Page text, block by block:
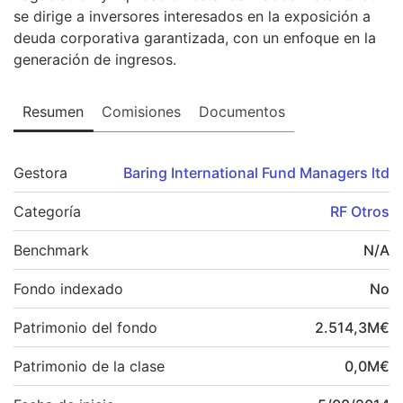
se dirige a inversores interesados en la exposición a
deuda corporativa garantizada, con un enfoque en la
generación de ingresos.
Resumen Comisiones Documentos
Gestora Baring International Fund Managers ltd
Categoría RF Otros
Benchmark N/A
Fondo indexado No
Patrimonio del fondo 2.514,3M€
Patrimonio de la clase 0,0M€